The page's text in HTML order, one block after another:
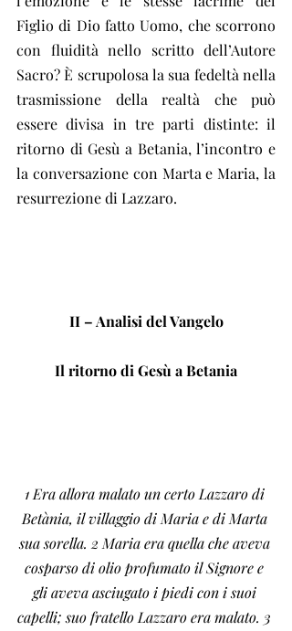
Figlio di Dio fatto Uomo, che scorrono
con fluidità nello scritto dell’Autore
Sacro? È scrupolosa la sua fedeltà nella
trasmissione della realtà che può
essere divisa in tre parti distinte: il
ritorno di Gesù a Betania, l’incontro e
la conversazione con Marta e Maria, la
resurrezione di Lazzaro.
II – Analisi del Vangelo
Il ritorno di Gesù a Betania
1 Era allora malato un certo Lazzaro di
Betània, il villaggio di Maria e di Marta
sua sorella. 2 Maria era quella che aveva
cosparso di olio profumato il Signore e
gli aveva asciugato i piedi con i suoi
capelli; suo fratello Lazzaro era malato. 3